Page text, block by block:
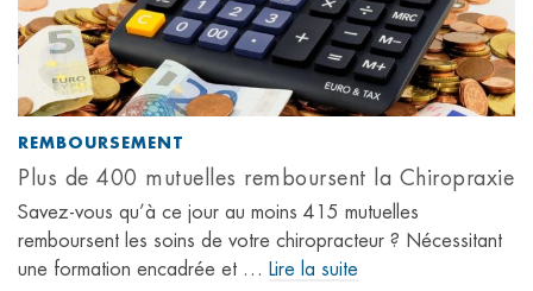
REMBOURSEMENT
Plus de 400 mutuelles remboursent la Chiropraxie
Savez-vous qu’à ce jour au moins 415 mutuelles
remboursent les soins de votre chiropracteur ? Nécessitant
une formation encadrée et … Lire la suite